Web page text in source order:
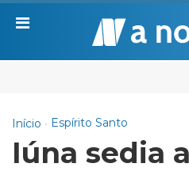
Início Espírito Santo
Iúna sedia